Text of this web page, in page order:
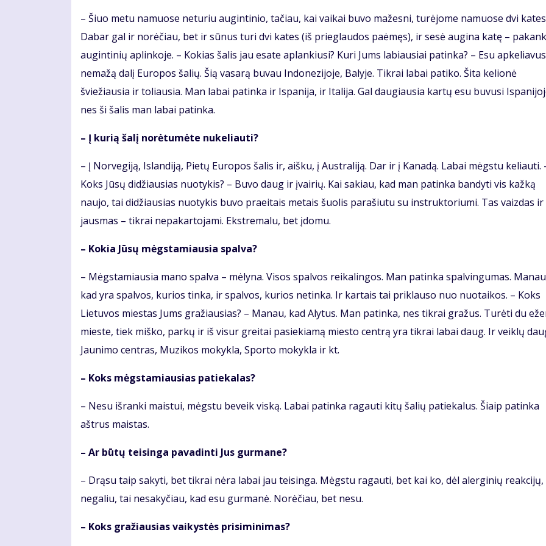
– Šiuo metu namuose neturiu augintinio, tačiau, kai vaikai buvo mažesni, turėjome namuose dvi
Dabar gal ir norėčiau, bet ir sūnus turi dvi kates (iš prieglaudos paėmęs), ir sesė augina katę –
augintinių aplinkoje. – Kokias šalis jau esate aplankiusi? Kuri Jums labiausiai patinka? – Esu
nemažą dalį Europos šalių. Šią vasarą buvau Indonezijoje, Balyje. Tikrai labai patiko. Šita kelionė
šviežiausia ir toliausia. Man labai patinka ir Ispanija, ir Italija. Gal daugiausia kartų esu buvusi
nes ši šalis man labai patinka.
– Į kurią šalį norėtumėte nukeliauti?
– Į Norvegiją, Islandiją, Pietų Europos šalis ir, aišku, į Australiją. Dar ir į Kanadą. Labai mėgstu keliauti.
Koks Jūsų didžiausias nuotykis? – Buvo daug ir įvairių. Kai sakiau, kad man patinka bandyti vis kažką
naujo, tai didžiausias nuotykis buvo praeitais metais šuolis parašiutu su instruktoriumi. Tas vaizdas ir
jausmas – tikrai nepakartojami. Ekstremalu, bet įdomu.
– Kokia Jūsų mėgstamiausia spalva?
– Mėgstamiausia mano spalva – mėlyna. Visos spalvos reikalingos. Man patinka spalvingumas.
kad yra spalvos, kurios tinka, ir spalvos, kurios netinka. Ir kartais tai priklauso nuo nuotaikos. – Koks
Lietuvos miestas Jums gražiausias? – Manau, kad Alytus. Man patinka, nes tikrai gražus. Turėti du
mieste, tiek miško, parkų ir iš visur greitai pasiekiamą miesto centrą yra tikrai labai daug. Ir veiklų
Jaunimo centras, Muzikos mokykla, Sporto mokykla ir kt.
– Koks mėgstamiausias patiekalas?
– Nesu išranki maistui, mėgstu beveik viską. Labai patinka ragauti kitų šalių patiekalus. Šiaip patinka
aštrus maistas.
– Ar būtų teisinga pavadinti Jus gurmane?
– Drąsu taip sakyti, bet tikrai nėra labai jau teisinga. Mėgstu ragauti, bet kai ko, dėl alerginių reakcijų,
negaliu, tai nesakyčiau, kad esu gurmanė. Norėčiau, bet nesu.
– Koks gražiausias vaikystės prisiminimas?